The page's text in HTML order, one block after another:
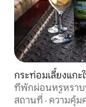
กระท่อมเลี้ยงแกะ
ที่พักผ่อนหรูหราบ
สถานที่ · ความคุ้ม